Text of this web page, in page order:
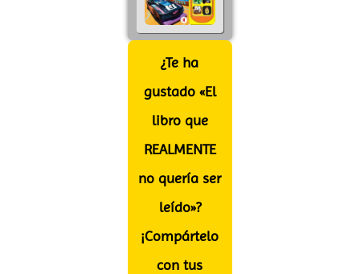
¿Te ha
gustado «El
libro que
REALMENTE
no quería ser
leído»?
¡Compártelo
con tus